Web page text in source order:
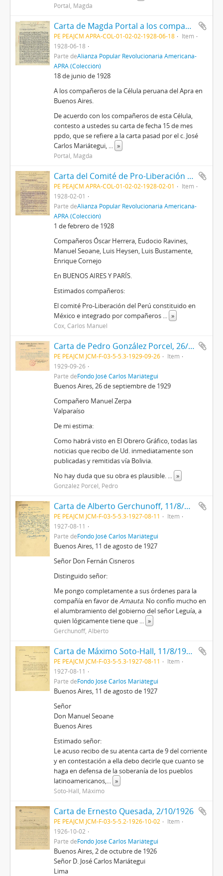
Portal, Magda
Carta de Magda Portal a los compañeros de la Célula peruana del Apra en Buenos Aires, 18/6/1928
PE PEAJCM APRA-COL-01-02-02-1928-06-18
Item
1928-06-18
Parte deAlianza Popular Revolucionaria Americana-
APRA (Colección)
18 de junio de 1928
A los compañeros de la Célula peruana del Apra en
Buenos Aires.
De acuerdo con los compañeros de esta Célula,
contesto a ustedes su carta de fecha 15 de mes
ppdo, que se refiere a la carta pasad por el c. José
Carlos Mariátegui, ... »
Portal, Magda
Carta del Comité de Pro-Liberación del Perú, 1/2/1928
PE PEAJCM APRA-COL-01-02-02-1928-02-01
Item
1928-02-01
Parte deAlianza Popular Revolucionaria Americana-
APRA (Colección)
1 de febrero de 1928
Compañeros Óscar Herrera, Eudocio Ravines,
Manuel Seoane, Luis Heysen, Luis Bustamente,
Enrique Cornejo
En BUENOS AIRES Y PARÍS.
Estimados compañeros:
El comité Pro-Liberación del Perú constituido en
México e integrado por compañeros ... »
Cox, Carlos Manuel
Carta de Pedro González Porcel, 26/9/1929
PE PEAJCM JCM-F-03-5-5.3-1929-09-26
Item
1929-09-26
Parte deFondo José Carlos Mariátegui
Buenos Aires, 26 de septiembre de 1929
Compañero Manuel Zerpa
Valparaíso
De mi estima:
Como habrá visto en El Obrero Gráfico, todas las
noticias que recibo de Ud. inmediatamente son
publicadas y remitidas vía Bolivia.
No hay duda que su obra es plausible. ... »
González Porcel, Pedro
Carta de Alberto Gerchunoff, 11/8/1927
PE PEAJCM JCM-F-03-5-5.3-1927-08-11
Item
1927-08-11
Parte deFondo José Carlos Mariátegui
Buenos Aires, 11 de agosto de 1927
Señor Don Fernán Cisneros
Distinguido señor:
Me pongo completamente a sus órdenes para la
compañía en favor deAmauta. No confío mucho en
el alumbramiento del gobierno del señor Leguía, a
quien lógicamente tiene que ... »
Gerchunoff, Alberto
Carta de Máximo Soto-Hall, 11/8/1927
PE PEAJCM JCM-F-03-5-5.3-1927-08-11
Item
1927-08-11
Parte deFondo José Carlos Mariátegui
Buenos Aires, 11 de agosto de 1927
Señor
Don Manuel Seoane
Buenos Aires
Estimado señor:
Le acuso recibo de su atenta carta de 9 del corriente
y en contestación a ella debo decirle que cuanto se
haga en defensa de la soberanía de los pueblos
latinoamericanos,... »
Soto-Hall, Máximo
Carta de Ernesto Quesada, 2/10/1926
PE PEAJCM JCM-F-03-5-5.2-1926-10-02
Item
1926-10-02
Parte deFondo José Carlos Mariátegui
Buenos Aires, 2 de octubre de 1926
Señor D. José Carlos Mariátegui
Lima